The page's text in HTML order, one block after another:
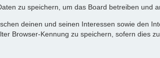
zu speichern, um das Board betreiben und
deinen und seinen Interessen sowie den
Browser-Kennung zu speichern, sofern dies